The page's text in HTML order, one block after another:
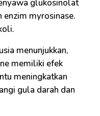
glukosinolat
myrosinase.
menunjukkan,
memiliki efek
meningkatkan
gula darah dan